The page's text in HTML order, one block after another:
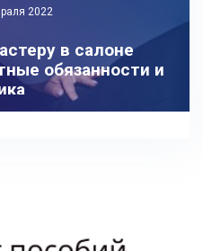
2022
в салоне
обязанности и